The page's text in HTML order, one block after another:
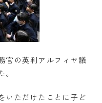
官の英利アルフィヤ議
いただけたことに子ど